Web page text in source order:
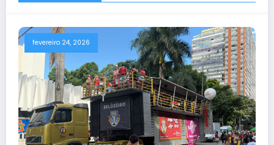
fevereiro 24, 2026